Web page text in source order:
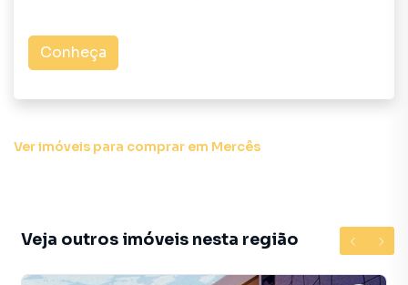
carro elétrico.
As áreas comuns são entregues totalmente mobiliadas,
altíssimo nível:
Conheça
Ver imóveis para comprar em Mercês
Veja outros imóveis nesta região